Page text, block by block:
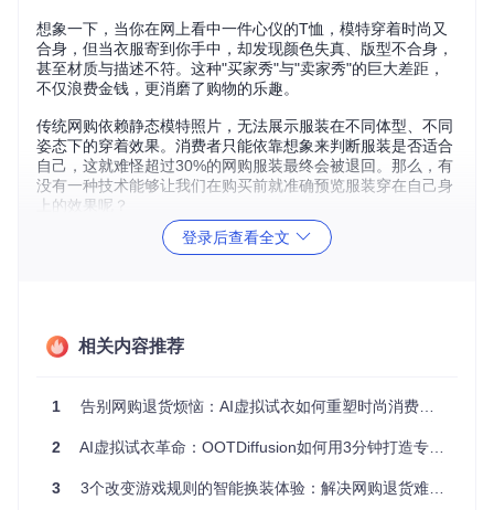
想象一下，当你在网上看中一件心仪的T恤，模特穿着时尚又
合身，但当衣服寄到你手中，却发现颜色失真、版型不合身，
甚至材质与描述不符。这种"买家秀"与"卖家秀"的巨大差距，
不仅浪费金钱，更消磨了购物的乐趣。
传统网购依赖静态模特照片，无法展示服装在不同体型、不同
姿态下的穿着效果。消费者只能依靠想象来判断服装是否适合
自己，这就难怪超过30%的网购服装最终会被退回。那么，有
没有一种技术能够让我们在购买前就准确预览服装穿在自己身
上的效果呢？
💡 OOTDiffusion：AI驱动的虚拟试衣革命
照片和喜欢的服装图片，就能快速生成逼真的试穿效果预览。
不同模特身上的效果
这款工具的核心优势在于其精准的服装融合技术。它不仅能保
试穿效果更加真实可信。无论是印花T恤、连衣裙还是外套，
登录后查看全文
相关内容推荐
1 告别网购退货烦恼：AI虚拟试衣如何重塑时尚消费体验
2 AI虚拟试衣革命：OOTDiffusion如何用3分钟打造专业级穿搭效果？
3 3个改变游戏规则的智能换装体验：解决网购退货难题的AI虚拟试衣技术